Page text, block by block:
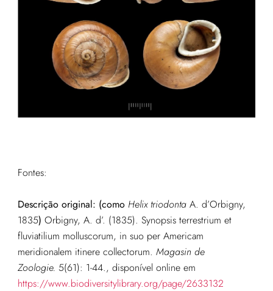
Fontes:
Descrição original: (como Helix triodontaA. d’Orbigny,
1835) Orbigny, A. d’. (1835). Synopsis terrestrium et
fluviatilium molluscorum, in suo per Americam
meridionalem itinere collectorum. Magasin de
Zoologie. 5(61): 1-44., disponível online em
https://www.biodiversitylibrary.org/page/2633132